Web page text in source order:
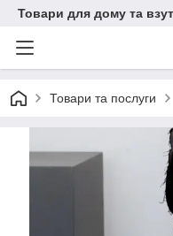
Товари для дому та
Товари та послуги